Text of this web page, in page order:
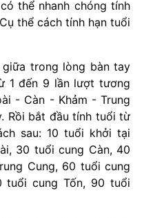
thể nhanh chóng tính
thể cách tính hạn tuổi
trong lòng bàn tay
1 đến 9 lần lượt tương
- Càn - Khảm - Trung
Rồi bắt đầu tính tuổi từ
sau: 10 tuổi khởi tại
30 tuổi cung Càn, 40
Cung, 60 tuổi cung
tuổi cung Tốn, 90 tuổi